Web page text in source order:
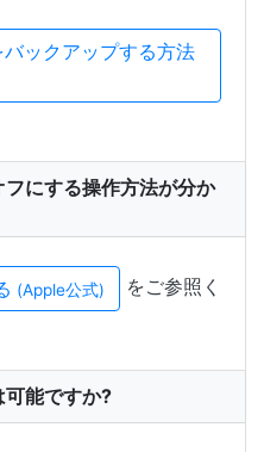
ックアップする方法
にする操作方法が分か
(Apple公式)
をご参照く
能ですか?